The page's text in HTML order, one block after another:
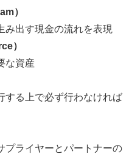
）
出す現金の流れを表現
）
な資産
る上で必ず行わなければ
ライヤーとパートナーの